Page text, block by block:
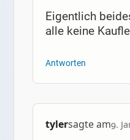
Eigentlich
alle keine
Antworten
tylersagte am9.